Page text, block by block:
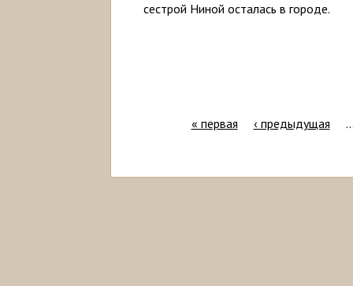
сестрой Ниной осталась в городе.
« первая ‹ предыдущая